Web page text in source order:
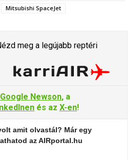
Mitsubishi SpaceJet
meg a legújabb reptéri
Google Newson, a
és az X-en!
amit olvastál? Már egy
az AIRportal.hu